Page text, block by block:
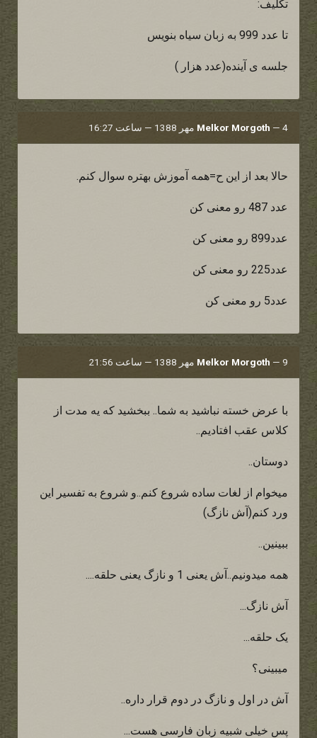
تکلیف:
تا عدد 999 به زبان سیاه بنویس
جلسه ی آینده(عدد هزار )
Melkor Morgoth — 4 مهر 1388 — ساعت 16:27
حالا بعد از این ح=همه آموزش بهتره سوال کنم.
عدد 487 رو معنی کن
عدد899 رو معنی کن
عدد225 رو معنی کن
عدد5 رو معنی کن
Melkor Morgoth — 9 مهر 1388 — ساعت 21:56
با عرض خسته نباشید به شما.. ببخشید که یه مدت از
کلاس عقب افتادیم..
دوستان..
میخوام از لغات ساده شروع کنم..و شروع به تفسیر این
ورد کنم(آش نازگ)
ببینین..
همه میدونیم..آش یعنی 1 و نازگ یعنی حلقه....
آش نازگ...
یک حلقه...
میبینی؟
آش در اول و نازگ در دوم قرار داره..
پس خیلی شبیه زبان فارسی هست...